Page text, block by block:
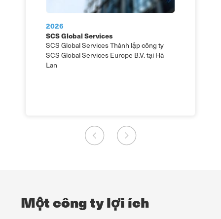
2026
SCS Global Services
SCS Global Services Thành lập công ty
SCS Global Services Europe B.V. tại Hà
Lan
Một công ty lợi ích